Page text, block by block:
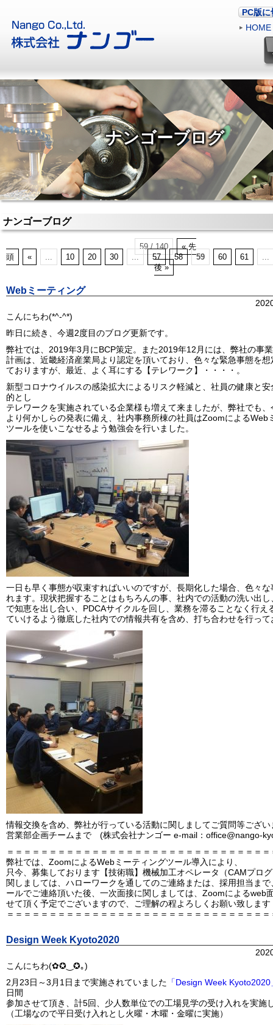
PC版に
HOME
ナンゴーブログ
ナンゴーブログ
59 / 140
« 先
頭
« ... 10 20 30 ... 57 58 59 60 61
...
後 »
Webミーティング
こんにちわ(*^-^*)
昨日に続き、今週2度目のブログ更新です。
弊社では、2019年3月にBCP策定。また2019年12月には、弊社の事
計画は、近畿経済産業局より認定を頂いており、色々な緊急事態を想
ておりますが、最近、よく耳にする【テレワーク】・・・・。
新型コロナウイルスの感染拡大によるリスク軽減と、社員の健康と
的とし
テレワークを実施されている企業様も増えて来ましたが、弊社でも
より何かしらの発表に備え、社内事務所棟の社員はZoomによるWeb
ツールを使いこなせるよう勉強会を行いました。
一日も早く事態が収束すればいいのですが、長期化した場合、色々な
れます。現状把握することはもちろんの事、社内での活動の洗い出し
で知恵を出し合い、PDCAサイクルを回し、業務を滞ることなく行え
ていけるよう徹底した社内での情報共有を含め、打ち合わせを行って
情報交換を含め、弊社が行っている活動に関しましてご質問等ござい
営業部企画チームまで (株式会社ナンゴー e-mail：office@nango-
＝＝＝＝＝＝＝＝＝＝＝＝＝＝＝＝＝＝＝＝＝＝＝＝＝＝＝＝＝＝＝
弊社では、ZoomによるWebミーティングツール導入により、
只今、募集しております【技術職】機械加工オペレータ（CAMプロ
関しましては、ハローワークを通してのご連絡または、採用担当ま
ールでご連絡頂いた後、一次面接に関しましては、Zoomによるweb
せて頂く予定でございますので、ご理解の程よろしくお願い致します
＝＝＝＝＝＝＝＝＝＝＝＝＝＝＝＝＝＝＝＝＝＝＝＝＝＝＝＝＝＝＝
Design Week Kyoto2020
こんにちわ(✿✪‿✪｡)
2月23日～3月1日まで実施されていました 「Design Week Kyoto2020
日間
参加させて頂き、計5回、少人数単位での工場見学の受け入れを実施
（工場なので平日受け入れとし火曜・木曜・金曜に実施）